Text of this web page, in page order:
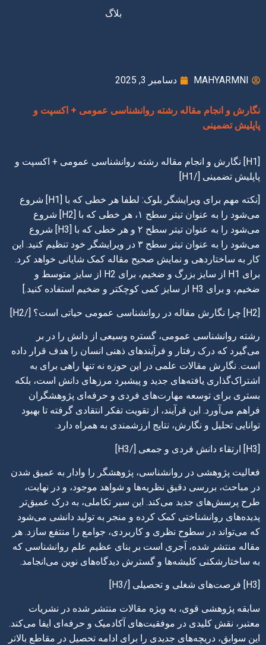
بلاگ
MAHYARMNI دسامبر 3, 2025
نگارش و انجام مقاله رشته روانشناسی عمومی + اکسپت و
پاپلیش تضمینی
[H1] نگارش و انجام مقاله رشته روانشناسی عمومی + اکسپت و
پاپلیش تضمینی [/H1]
[نکته مهم برای ویرایشگر بلوک: لطفا هر خطی که با [H1] شروع
می‌شود را به عنوان تیتر سطح ۱، هر خطی که با [H2] شروع
می‌شود را به عنوان تیتر سطح ۲ و هر خطی که با [H3] شروع
می‌شود را به عنوان تیتر سطح ۳ در ویرایشگر خود تنظیم کنید. این
کار به ساختاردهی و نمایش صحیح مقاله کمک شایانی خواهد کرد.
برای H1 از سایز بزرگ و ضخیم، برای H2 از سایز متوسط و
ضخیم، و برای H3 از سایز کمی کوچکتر و ضخیم استفاده کنید.]
[H2] چرا نگارش مقاله در روانشناسی عمومی حیاتی است؟ [/H2]
رشته روانشناسی عمومی، گستره وسیعی از دانش را در بر
می‌گیرد که درک رفتار و فرآیندهای ذهنی انسان را هدف قرار داده
است. نگارش مقالات علمی در این حوزه نه تنها راهی برای به
اشتراک‌گذاری یافته‌های جدید و پیشبرد مرزهای دانش است، بلکه
بستری برای توسعه مهارت‌های فردی و حرفه‌ای پژوهشگران
فراهم می‌آورد. این فرآیند، از تقویت تفکر انتقادی گرفته تا بهبود
توانایی تحلیل و نگارش، نتایج ارزشمندی به همراه دارد.
[H3] ارتقاء دانش فردی و جمعی [/H3]
فعالیت پژوهشی در روانشناسی، پژوهشگر را وادار به عمیق شدن
در مباحث، بررسی دقیق نظریه‌ها و شواهد موجود، و در نهایت،
طرح پرسش‌های جدید می‌کند. این سیر تکاملی، به درک عمیق‌تر
پدیده‌های روانشناختی کمک کرده و منجر به تولید دانشی می‌شود
که می‌تواند در سطوح نظری و کاربردی، جوامع را منتفع سازد. هر
مقاله منتشر شده، آجری است بر بنای عظیم علم روانشناسی که
به ساختارشکنی کلیشه‌ها و گسترش دیدگاه‌های نوین می‌انجامد.
سابقه پژوهشی قوی، به ویژه مقالات منتشر شده در نشریات
معتبر، نقش کلیدی در موفقیت‌های آکادمیک و حرفه‌ای ایفا می‌کند.
این سوابق، دریچه‌های جدیدی را برای ادامه تحصیل در مقاطع بالاتر